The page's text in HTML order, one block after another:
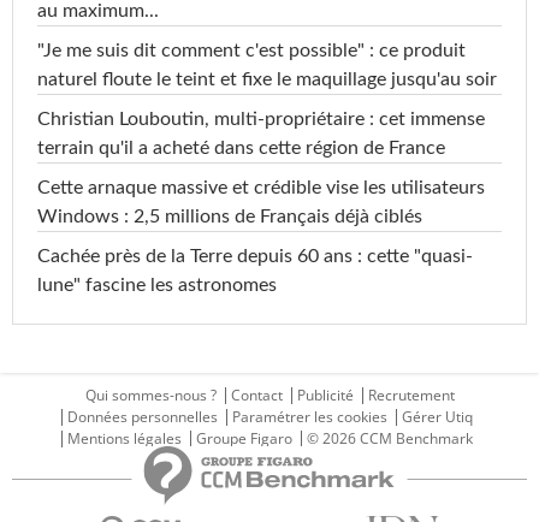
au maximum...
"Je me suis dit comment c'est possible" : ce produit
naturel floute le teint et fixe le maquillage jusqu'au soir
Christian Louboutin, multi-propriétaire : cet immense
terrain qu'il a acheté dans cette région de France
Cette arnaque massive et crédible vise les utilisateurs
Windows : 2,5 millions de Français déjà ciblés
Cachée près de la Terre depuis 60 ans : cette "quasi-
lune" fascine les astronomes
Qui sommes-nous ? Contact Publicité
Recrutement
Données personnelles
Paramétrer les cookies
Gérer Utiq
Mentions légales
Groupe Figaro © 2026 CCM Benchmark